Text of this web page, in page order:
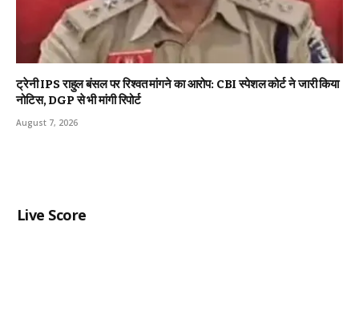
ट्रेनी IPS राहुल बंसल पर रिश्वत मांगने का आरोप: CBI स्पेशल कोर्ट ने जारी किया
नोटिस, DGP से भी मांगी रिपोर्ट
August 7, 2026
Live Score